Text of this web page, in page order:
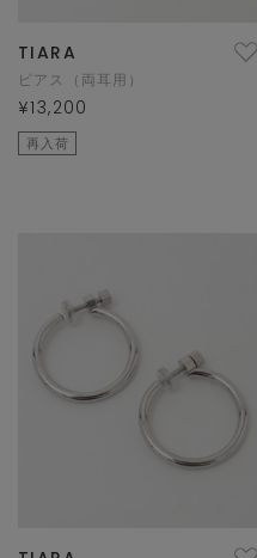
TIARA
ピアス（両耳用）
¥13,200
再入荷